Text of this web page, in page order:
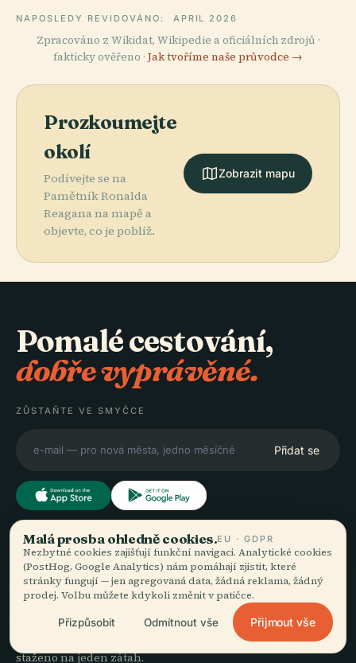
NAPOSLEDY REVIDOVÁNO: APRIL 2026
Zpracováno z Wikidat, Wikipedie a oficiálních zdrojů ·
fakticky ověřeno · Jak tvoříme naše průvodce →
Prozkoumejte
okolí
Podívejte se na
Pamětník Ronalda
Reagana na mapě a
objevte, co je poblíž.
Zobrazit mapu
Pomalé cestování,
dobře vyprávěné.
ZŮSTAŇTE VE SMYČCE
Přidat se
Audiala
Audioprůvodci pro to, jak
poctivě zdrojováno,
staženo na jeden zátah.
OBJEVUJTE
Destinace
Průvodci
Tipy na cesty
Zobrazit ceník
Malá prosba ohledně cookies.EU · GDPR
Nezbytné cookies zajišťují funkční navigaci. Analytické cookies
(PostHog, Google Analytics) nám pomáhají zjistit, které
stránky fungují — jen agregovaná data, žádná reklama, žádný
prodej. Volbu můžete kdykoli změnit v patičce.
Přizpůsobit Odmítnout vše Přijmout vše